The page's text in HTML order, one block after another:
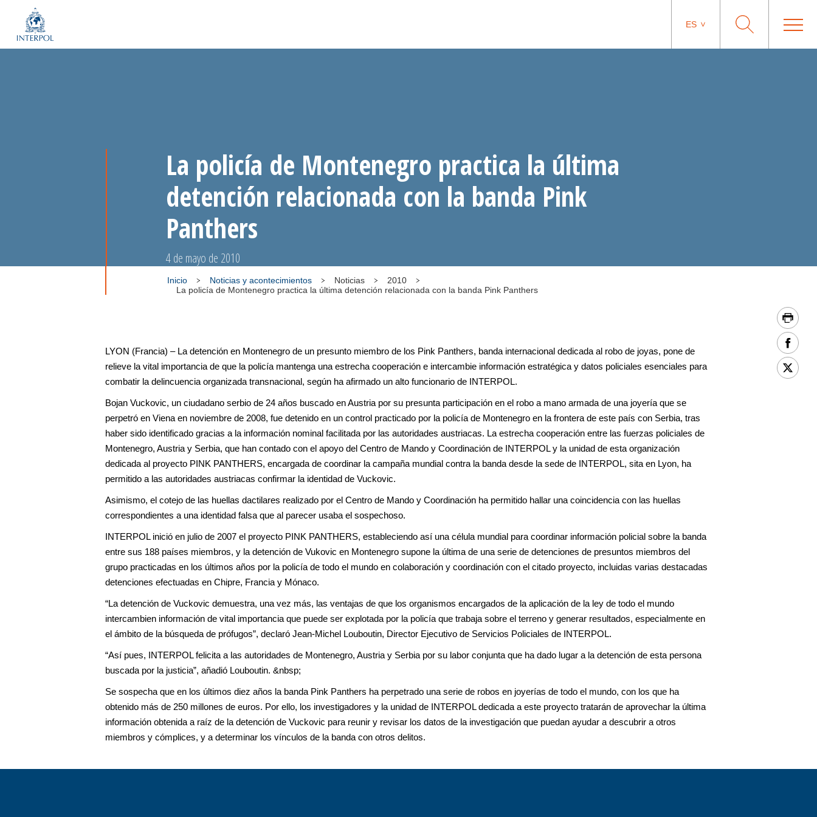
ES
La policía de Montenegro practica la última
detención relacionada con la banda Pink
Panthers
4 de mayo de 2010
Inicio Noticias y acontecimientos Noticias
2010
La policía de Montenegro practica la última detención relacionada con la banda Pink Panthers
LYON (Francia) – La detención en Montenegro de un presunto miembro de los Pink Panthers, banda internacional dedicada al robo de joyas, pone de
relieve la vital importancia de que la policía mantenga una estrecha cooperación e intercambie información estratégica y datos policiales esenciales para
combatir la delincuencia organizada transnacional, según ha afirmado un alto funcionario de INTERPOL.
Bojan Vuckovic, un ciudadano serbio de 24 años buscado en Austria por su presunta participación en el robo a mano armada de una joyería que se
perpetró en Viena en noviembre de 2008, fue detenido en un control practicado por la policía de Montenegro en la frontera de este país con Serbia, tras
haber sido identificado gracias a la información nominal facilitada por las autoridades austriacas. La estrecha cooperación entre las fuerzas policiales de
Montenegro, Austria y Serbia, que han contado con el apoyo del Centro de Mando y Coordinación de INTERPOL y la unidad de esta organización
dedicada al proyecto PINK PANTHERS, encargada de coordinar la campaña mundial contra la banda desde la sede de INTERPOL, sita en Lyon, ha
permitido a las autoridades austriacas confirmar la identidad de Vuckovic.
Asimismo, el cotejo de las huellas dactilares realizado por el Centro de Mando y Coordinación ha permitido hallar una coincidencia con las huellas
correspondientes a una identidad falsa que al parecer usaba el sospechoso.
INTERPOL inició en julio de 2007 el proyecto PINK PANTHERS, estableciendo así una célula mundial para coordinar información policial sobre la banda
entre sus 188 países miembros, y la detención de Vukovic en Montenegro supone la última de una serie de detenciones de presuntos miembros del
grupo practicadas en los últimos años por la policía de todo el mundo en colaboración y coordinación con el citado proyecto, incluidas varias destacadas
detenciones efectuadas en Chipre, Francia y Mónaco.
“La detención de Vuckovic demuestra, una vez más, las ventajas de que los organismos encargados de la aplicación de la ley de todo el mundo
intercambien información de vital importancia que puede ser explotada por la policía que trabaja sobre el terreno y generar resultados, especialmente en
el ámbito de la búsqueda de prófugos”, declaró Jean-Michel Louboutin, Director Ejecutivo de Servicios Policiales de INTERPOL.
“Así pues, INTERPOL felicita a las autoridades de Montenegro, Austria y Serbia por su labor conjunta que ha dado lugar a la detención de esta persona
buscada por la justicia”, añadió Louboutin. &nbsp;
Se sospecha que en los últimos diez años la banda Pink Panthers ha perpetrado una serie de robos en joyerías de todo el mundo, con los que ha
obtenido más de 250 millones de euros. Por ello, los investigadores y la unidad de INTERPOL dedicada a este proyecto tratarán de aprovechar la última
información obtenida a raíz de la detención de Vuckovic para reunir y revisar los datos de la investigación que puedan ayudar a descubrir a otros
miembros y cómplices, y a determinar los vínculos de la banda con otros delitos.